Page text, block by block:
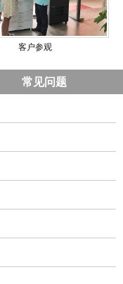
客户参观
常见问题